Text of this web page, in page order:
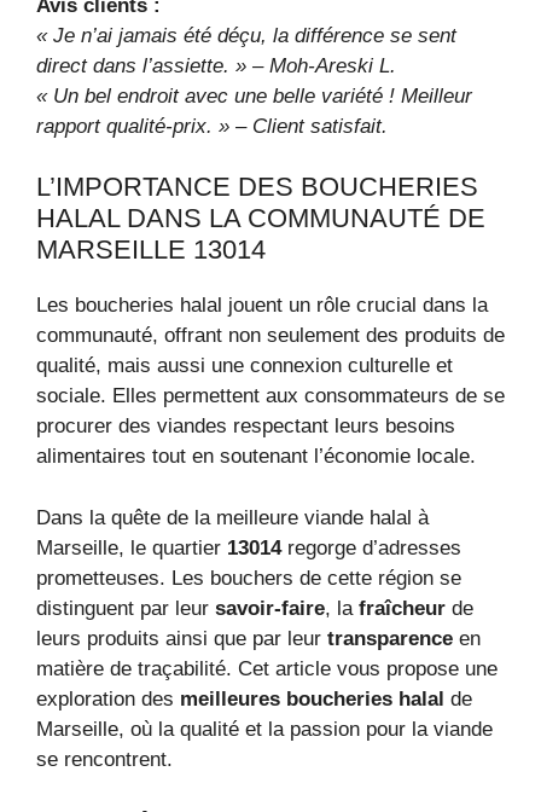
Avis clients :
« Je n’ai jamais été déçu, la différence se sent
direct dans l’assiette. » – Moh-Areski L.
« Un bel endroit avec une belle variété ! Meilleur
rapport qualité-prix. » – Client satisfait.
L’IMPORTANCE DES BOUCHERIES
HALAL DANS LA COMMUNAUTÉ DE
MARSEILLE 13014
Les boucheries halal jouent un rôle crucial dans la
communauté, offrant non seulement des produits de
qualité, mais aussi une connexion culturelle et
sociale. Elles permettent aux consommateurs de se
procurer des viandes respectant leurs besoins
alimentaires tout en soutenant l’économie locale.
Dans la quête de la meilleure viande halal à
Marseille, le quartier 13014regorge d’adresses
prometteuses. Les bouchers de cette région se
distinguent par leur savoir-faire, la fraîcheur de
leurs produits ainsi que par leur transparence en
matière de traçabilité. Cet article vous propose une
exploration des meilleures boucheries halal de
Marseille, où la qualité et la passion pour la viande
se rencontrent.